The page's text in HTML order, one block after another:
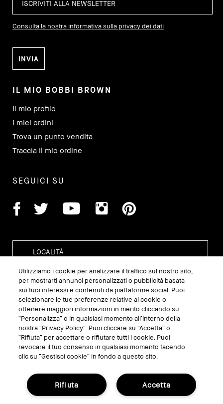
Consulta la nostra informativa sulla privacy dei dati
IL MIO BOBBI BROWN
Il mio profilo
I miei ordini
Trova un punto vendita
Traccia il mio ordine
SEGUICI SU
GESTISCI I COOKIE DEL SITO
TERMINI E CONDIZIONI
INFORMATIVA SULLA PRIVACY
REGOLAMENTO PROMO
Utilizziamo i cookie per analizzare il traffico sul nostro sito,
per mostrarti annunci personalizzati o pubblicità basata
sui tuoi interessi e contenuti da piattaforme social. Puoi
selezionare le tue preferenze relative ai cookie o
ottenere maggiori informazioni in merito cliccando su
“Personalizza” o in qualsiasi momento all’interno della
nostra “Privacy Policy”. Puoi cliccare su “Accetta” o
“Rifiuta” per accettare o rifiutare tutti i cookie. Puoi
revocare il tuo consenso in qualsiasi momento facendo
clic su “Gestisci cookie” in fondo a questo sito.
Accetta
Rifiuta